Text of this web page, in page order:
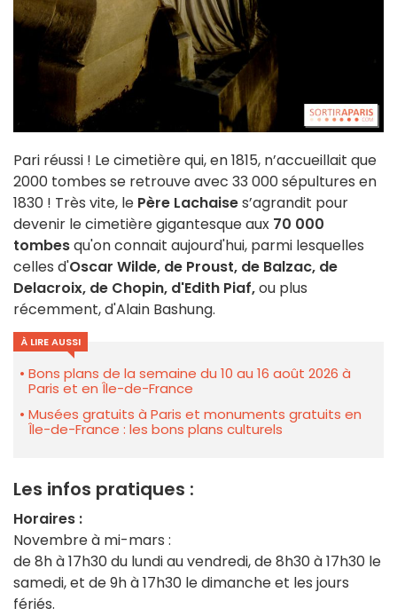
Pari réussi ! Le cimetière qui, en 1815, n’accueillait que
2000 tombes se retrouve avec 33 000 sépultures en
1830 ! Très vite, le Père Lachaises’agrandit pour
devenir le cimetière gigantesque aux 70 000
tombesqu'on connait aujourd'hui, parmi lesquelles
celles d'Oscar Wilde, de Proust, de Balzac, de
Delacroix, de Chopin, d'Edith Piaf,ou plus
récemment, d'Alain Bashung.
À LIRE AUSSI
Bons plans de la semaine du 10 au 16 août 2026 à
Paris et en Île-de-France
Musées gratuits à Paris et monuments gratuits en
Île-de-France : les bons plans culturels
Les infos pratiques :
Horaires :
Novembre à mi-mars :
de 8h à 17h30 du lundi au vendredi, de 8h30 à 17h30 le
samedi, et de 9h à 17h30 le dimanche et les jours
fériés.